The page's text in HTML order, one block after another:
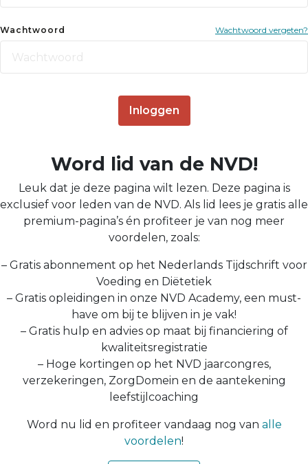
Wachtwoord Wachtwoord vergeten?
Inloggen
Word lid van de NVD!
Leuk dat je deze pagina wilt lezen. Deze pagina is
exclusief voor leden van de NVD. Als lid lees je gratis alle
premium-pagina’s én profiteer je van nog meer
voordelen, zoals:
– Gratis abonnement op het Nederlands Tijdschrift voor
Voeding en Diëtetiek
– Gratis opleidingen in onze NVD Academy, een must-
have om bij te blijven in je vak!
– Gratis hulp en advies op maat bij financiering of
kwaliteitsregistratie
– Hoge kortingen op het NVD jaarcongres,
verzekeringen, ZorgDomein en de aantekening
leefstijlcoaching
Word nu lid en profiteer vandaag nog van alle
voordelen!